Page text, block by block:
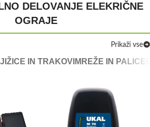
DELOVANJE ELEKRIČNE
OGRAJE
Prikaži vse
ŽICE IN TRAKOVI MREŽE IN PALICE